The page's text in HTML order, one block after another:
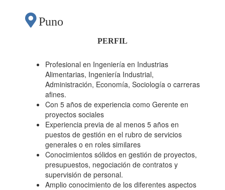
Puno
PERFIL
Profesional en Ingeniería en Industrias
Alimentarias, Ingeniería Industrial,
Administración, Economía, Sociología o carreras
afines.
Con 5 años de experiencia como Gerente en
proyectos sociales
Experiencia previa de al menos 5 años en
puestos de gestión en el rubro de servicios
generales o en roles similares
Conocimientos sólidos en gestión de proyectos,
presupuestos, negociación de contratos y
supervisión de personal.
Amplio conocimiento de los diferentes aspectos